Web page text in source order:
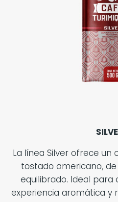
La línea Silver ofrece un
tostado americano,
equilibrado. Ideal para
experiencia aromática y